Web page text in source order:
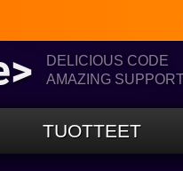
DELICIOUS CODE
AMAZING
TUOTTEET